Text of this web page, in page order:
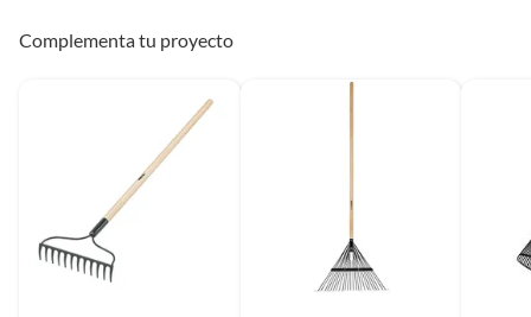
Complementa tu proyecto